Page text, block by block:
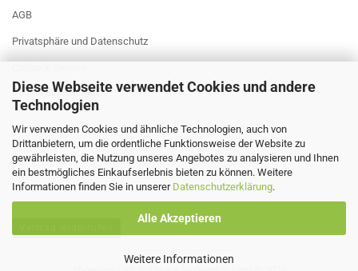
Diese Webseite verwendet Cookies und andere
Technologien
Wir verwenden Cookies und ähnliche Technologien, auch von
Drittanbietern, um die ordentliche Funktionsweise der Website zu
gewährleisten, die Nutzung unseres Angebotes zu analysieren und Ihnen
ein bestmögliches Einkaufserlebnis bieten zu können. Weitere
Informationen finden Sie in unserer Datenschutzerklärung.
Alle Akzeptieren
Weitere Informationen
AGB
Privatsphäre und Datenschutz
Cookie Einstellungen